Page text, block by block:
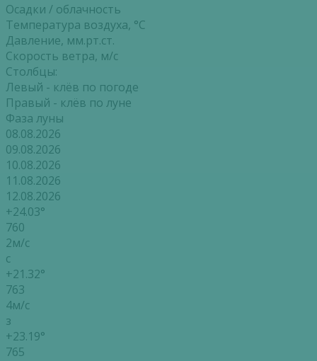
Осадки / облачность
Температура воздуха, °С
Давление, мм.рт.ст.
Скорость ветра, м/с
Столбцы:
Левый - клёв по погоде
Правый - клёв по луне
Фаза луны
08.08.2026
09.08.2026
10.08.2026
11.08.2026
12.08.2026
+24.03°
760
2м/с
с
+21.32°
763
4м/с
з
+23.19°
765